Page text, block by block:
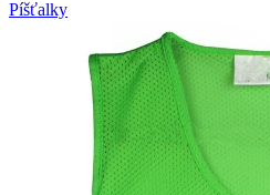
Píšťalky